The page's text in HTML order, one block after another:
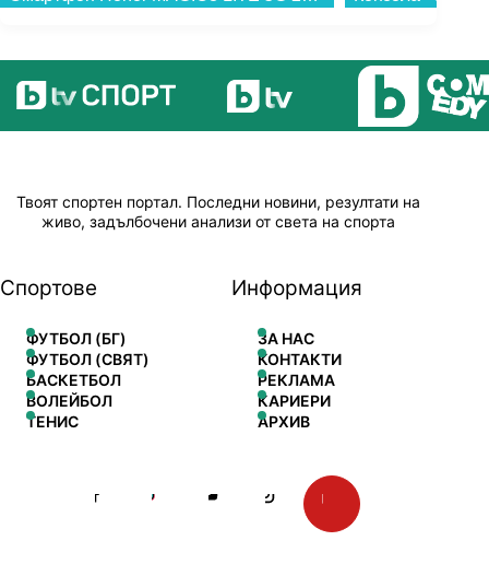
Твоят спортен портал. Последни новини, резултати на
живо, задълбочени анализи от света на спорта
Спортове
ФУТБОЛ (БГ)
ФУТБОЛ (СВЯТ)
БАСКЕТБОЛ
ВОЛЕЙБОЛ
ТЕНИС
Информация
ЗА НАС
КОНТАКТИ
РЕКЛАМА
КАРИЕРИ
АРХИВ